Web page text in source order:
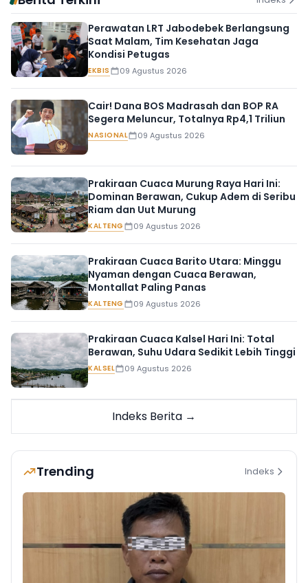
Perawatan LRT Jabodebek Berlangsung
Saat Malam, Tim Kesehatan Jaga
Kondisi Petugas
EKBIS 09 Agustus 2026
Cair! Dana BOS Madrasah dan BOP RA
Segera Meluncur, Totalnya Rp4,1 Triliun
NASIONAL 09 Agustus 2026
Prakiraan Cuaca Murung Raya Hari Ini:
Dominan Berawan, Cukup Adem di Seribu
Riam dan Uut Murung
KALTENG 09 Agustus 2026
Prakiraan Cuaca Barito Utara: Minggu
Nyaman dengan Cuaca Berawan,
Montallat Paling Panas
KALTENG 09 Agustus 2026
Prakiraan Cuaca Kalsel Hari Ini: Total
Berawan, Suhu Udara Sedikit Lebih Tinggi
KALSEL 09 Agustus 2026
Indeks Berita →
Trending Indeks